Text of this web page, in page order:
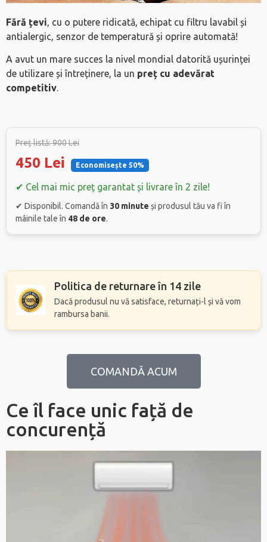
Fără țevi, cu o putere ridicată, echipat cu filtru lavabil și
antialergic, senzor de temperatură și oprire automată!
A avut un mare succes la nivel mondial datorită ușurinței
de utilizare și întreținere, la un preț cu adevărat
competitiv.
Preț listă: 900 Lei
450 Lei Economisește 50%
✔ Cel mai mic preț garantat și livrare în 2 zile!
✔ Disponibil. Comandă în 30 minute și produsul tău va fi în
mâinile tale în 48 de ore.
Politica de returnare în 14 zile
Dacă produsul nu vă satisface, returnați-l și vă vom
rambursa banii.
COMANDĂ ACUM
Ce îl face unic față de
concurență